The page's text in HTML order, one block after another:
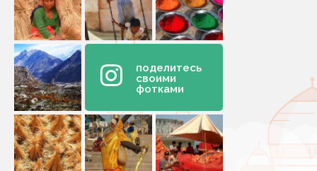
поделитесь
своими
фотками